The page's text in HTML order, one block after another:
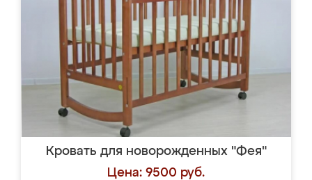
Кровать для новорожденных "Фея"
Цена: 9500 руб.